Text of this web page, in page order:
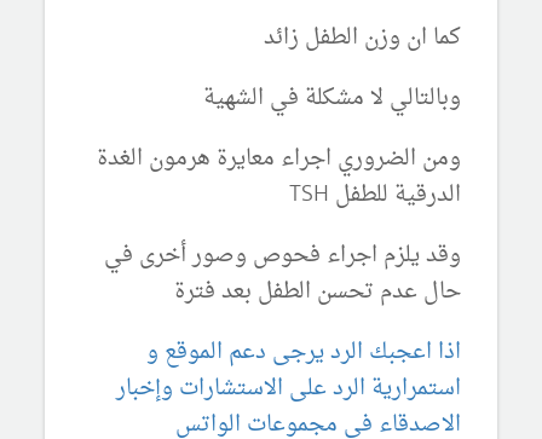
كما ان وزن الطفل زائد
وبالتالي لا مشكلة في الشهية
ومن الضروري اجراء معايرة هرمون الغدة
الدرقية للطفل TSH
وقد يلزم اجراء فحوص وصور أخرى في
حال عدم تحسن الطفل بعد فترة
اذا اعجبك الرد يرجى دعم الموقع و
استمرارية الرد على الاستشارات وإخبار
الاصدقاء في مجموعات الواتس